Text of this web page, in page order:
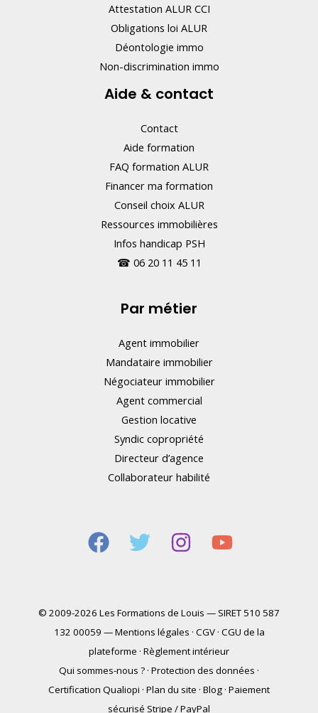
Attestation ALUR CCI
Obligations loi ALUR
Déontologie immo
Non-discrimination immo
Aide & contact
Contact
Aide formation
FAQ formation ALUR
Financer ma formation
Conseil choix ALUR
Ressources immobilières
Infos handicap PSH
☎ 06 20 11 45 11
Par métier
Agent immobilier
Mandataire immobilier
Négociateur immobilier
Agent commercial
Gestion locative
Syndic copropriété
Directeur d’agence
Collaborateur habilité
© 2009-2026 Les Formations de Louis — SIRET 510 587
132 00059 —Mentions légales · CGV· CGU de la
plateforme · Règlement intérieur
Qui sommes-nous ? · Protection des données ·
Certification Qualiopi · Plan du site · Blog · Paiement
sécurisé Stripe / PayPal